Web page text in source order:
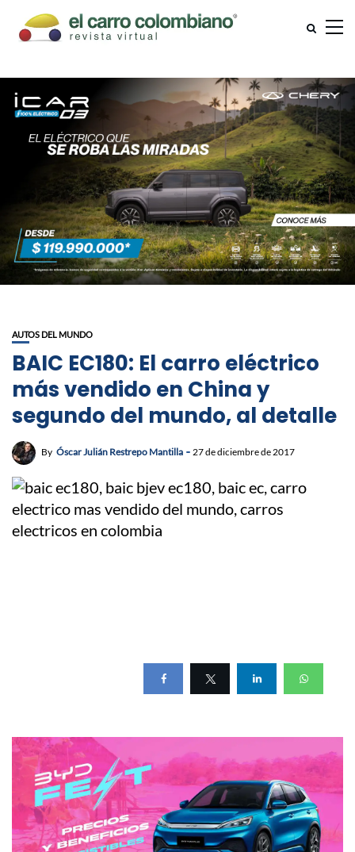
AUTOS DEL MUNDO
BAIC EC180: El carro eléctrico
más vendido en China y
segundo del mundo, al detalle
By Óscar Julián Restrepo Mantilla 27 de diciembre de 2017